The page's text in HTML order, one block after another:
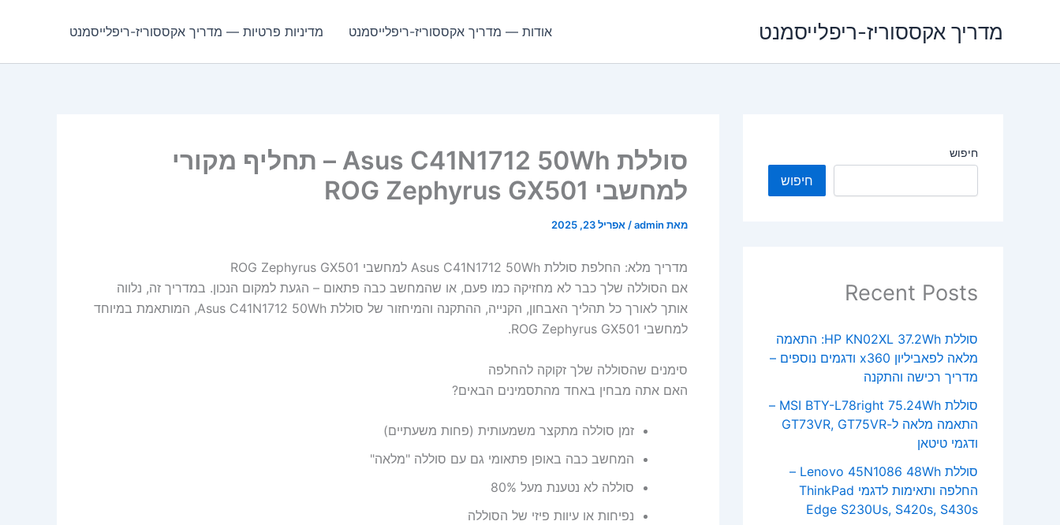
מדריך אקססוריז-ריפלייסמנט אודות — מדריך אקססוריז-ריפלייסמנט מדיניות פרטיות — מדריך אקססוריז-ריפלייסמנט
חיפוש
חיפוש
Recent Posts
סוללת HP KN02XL 37.2Wh: התאמה
מלאה לפאביליון x360 ודגמים נוספים –
מדריך רכישה והתקנה
סוללת MSI BTY-L78right 75.24Wh –
התאמה מלאה ל-GT73VR, GT75VR
ודגמי טיטאן
סוללת Lenovo 45N1086 48Wh –
החלפה ותאימות לדגמי ThinkPad
Edge S230Us, S420s, S430s
סוללת Asus C41N1712 50Wh – תחליף מקורי
למחשבי ROG Zephyrus GX501
מאת admin
/ אפריל 23, 2025
מדריך מלא: החלפת סוללת Asus C41N1712 50Wh למחשבי ROG Zephyrus GX501
אם הסוללה שלך כבר לא מחזיקה כמו פעם, או שהמחשב כבה פתאום – הגעת למקום הנכון. במדריך זה, נלווה
אותך לאורך כל תהליך האבחון, הקנייה, ההתקנה והמיחזור של סוללת Asus C41N1712 50Wh, המותאמת במיוחד
למחשבי ROG Zephyrus GX501.
סימנים שהסוללה שלך זקוקה להחלפה
האם אתה מבחין באחד מהתסמינים הבאים?
זמן סוללה מתקצר משמעותית (פחות משעתיים)
המחשב כבה באופן פתאומי גם עם סוללה "מלאה"
סוללה לא נטענת מעל 80%
נפיחות או עיוות פיזי של הסוללה